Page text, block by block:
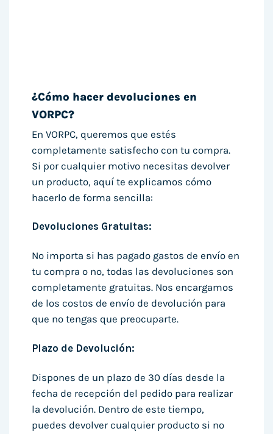
¿Cómo hacer devoluciones en
VORPC?
En VORPC, queremos que estés
completamente satisfecho con tu compra.
Si por cualquier motivo necesitas devolver
un producto, aquí te explicamos cómo
hacerlo de forma sencilla:
Devoluciones Gratuitas:
No importa si has pagado gastos de envío en
tu compra o no, todas las devoluciones son
completamente gratuitas. Nos encargamos
de los costos de envío de devolución para
que no tengas que preocuparte.
Plazo de Devolución:
Dispones de un plazo de 30 días desde la
fecha de recepción del pedido para realizar
la devolución. Dentro de este tiempo,
puedes devolver cualquier producto si no